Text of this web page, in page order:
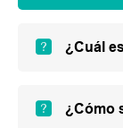
¿Cuál
¿Cómo